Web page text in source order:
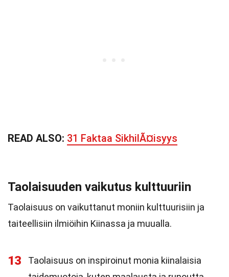
READ ALSO: 31 Faktaa SikhilÃ¤isyys
Taolaisuuden vaikutus kulttuuriin
Taolaisuus on vaikuttanut moniin kulttuurisiin ja
taiteellisiin ilmiöihin Kiinassa ja muualla.
13
Taolaisuus on inspiroinut monia kiinalaisia